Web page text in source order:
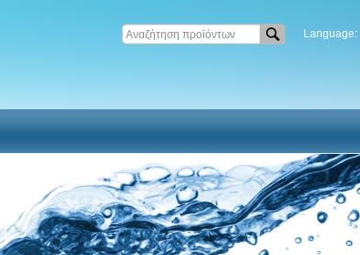
Language: